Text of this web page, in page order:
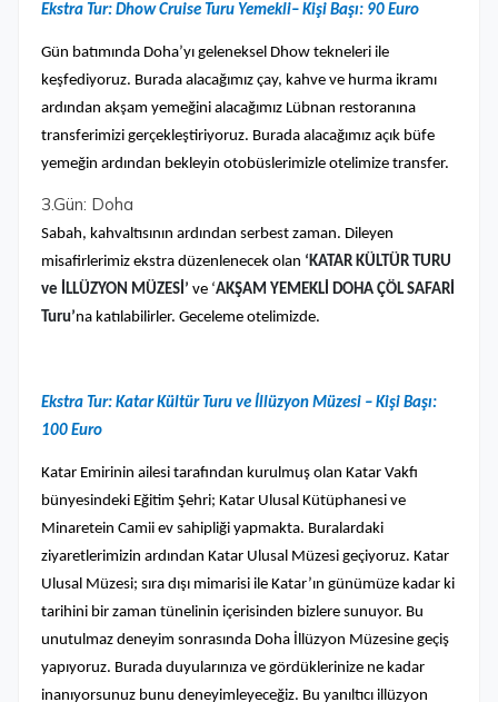
Ekstra Tur: Dhow Cruise Turu Yemekli– Kişi Başı: 90 Euro
Gün batımında Doha’yı geleneksel Dhow tekneleri ile
keşfediyoruz. Burada alacağımız çay, kahve ve hurma ikramı
ardından akşam yemeğini alacağımız Lübnan restoranına
transferimizi gerçekleştiriyoruz. Burada alacağımız açık büfe
yemeğin ardından bekleyin otobüslerimizle otelimize transfer.
3.Gün: Doha
Sabah, kahvaltısının ardından serbest zaman. Dileyen
misafirlerimiz ekstra düzenlenecek olan ‘KATAR KÜLTÜR TURU
ve İLLÜZYON MÜZESİ’ ve ‘AKŞAM YEMEKLİ DOHA ÇÖL SAFARİ
Turu’na katılabilirler. Geceleme otelimizde.
Ekstra Tur: Katar Kültür Turu ve İllüzyon Müzesi – Kişi Başı:
100 Euro
Katar Emirinin ailesi tarafından kurulmuş olan Katar Vakfı
bünyesindeki Eğitim Şehri; Katar Ulusal Kütüphanesi ve
Minaretein Camii ev sahipliği yapmakta. Buralardaki
ziyaretlerimizin ardından Katar Ulusal Müzesi geçiyoruz. Katar
Ulusal Müzesi; sıra dışı mimarisi ile Katar’ın günümüze kadar ki
tarihini bir zaman tünelinin içerisinden bizlere sunuyor. Bu
unutulmaz deneyim sonrasında Doha İllüzyon Müzesine geçiş
yapıyoruz. Burada duyularınıza ve gördüklerinize ne kadar
inanıyorsunuz bunu deneyimleyeceğiz. Bu yanıltıcı illüzyon